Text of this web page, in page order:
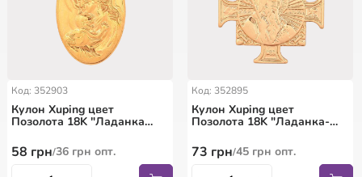
Код: 352903
Кулон Xuping цвет
Позолота 18K "Ладанка
для цепочки до 6мм
58 грн/36 грн опт.
Код: 352895
Кулон Xuping цвет
Позолота 18K "Ладанка-
двусторонняя" для цепочки
до 6мм
73 грн/45 грн опт.